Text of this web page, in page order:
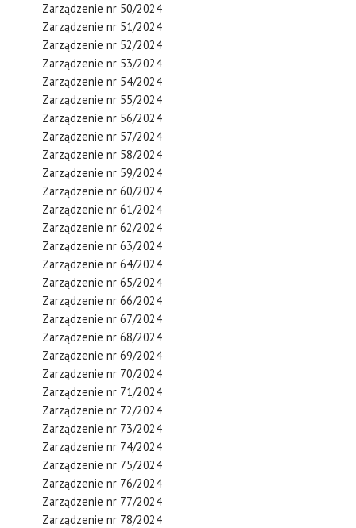
Zarządzenie nr 50/2024
Zarządzenie nr 51/2024
Zarządzenie nr 52/2024
Zarządzenie nr 53/2024
Zarządzenie nr 54/2024
Zarządzenie nr 55/2024
Zarządzenie nr 56/2024
Zarządzenie nr 57/2024
Zarządzenie nr 58/2024
Zarządzenie nr 59/2024
Zarządzenie nr 60/2024
Zarządzenie nr 61/2024
Zarządzenie nr 62/2024
Zarządzenie nr 63/2024
Zarządzenie nr 64/2024
Zarządzenie nr 65/2024
Zarządzenie nr 66/2024
Zarządzenie nr 67/2024
Zarządzenie nr 68/2024
Zarządzenie nr 69/2024
Zarządzenie nr 70/2024
Zarządzenie nr 71/2024
Zarządzenie nr 72/2024
Zarządzenie nr 73/2024
Zarządzenie nr 74/2024
Zarządzenie nr 75/2024
Zarządzenie nr 76/2024
Zarządzenie nr 77/2024
Zarządzenie nr 78/2024